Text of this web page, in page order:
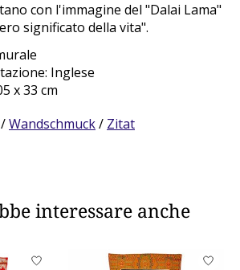
con l'immagine del "Dalai Lama"
significato della vita".
Inglese
x 33 cm
/Wandschmuck/ Zitat
interessare anche
items